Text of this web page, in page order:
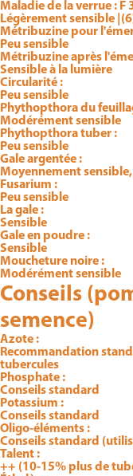
Maladie de la verrue : F
Légèrement sensible
Métribuzine pour
Peu sensible
Métribuzine après
Sensible à la lumière
Circularité :
Peu sensible
Phythopthora du
Modérément sensible
Phythopthora tuber :
Peu sensible
Gale argentée :
Moyennement
Fusarium :
Peu sensible
La gale :
Sensible
Gale en poudre :
Sensible
Moucheture noire :
Modérément sensible
Conseils
semence)
Azote :
Recommandation
tubercules
Phosphate :
Conseils standard
Potassium :
Conseils standard
Oligo-éléments :
Conseils standard
Talent :
++ (10-15% plus de